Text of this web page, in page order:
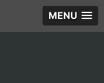
MENU